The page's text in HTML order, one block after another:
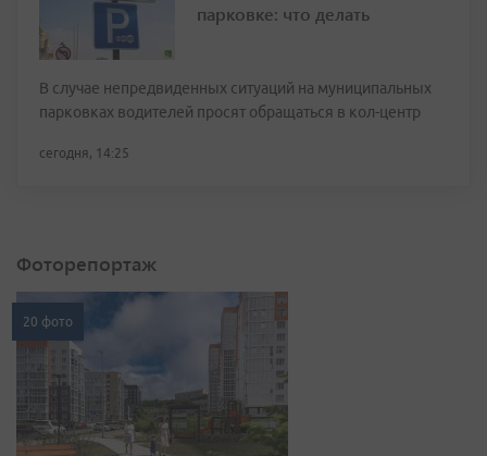
парковке: что делать
В случае непредвиденных ситуаций на муниципальных
парковках водителей просят обращаться в кол-центр
сегодня, 14:25
Фоторепортаж
20 фото